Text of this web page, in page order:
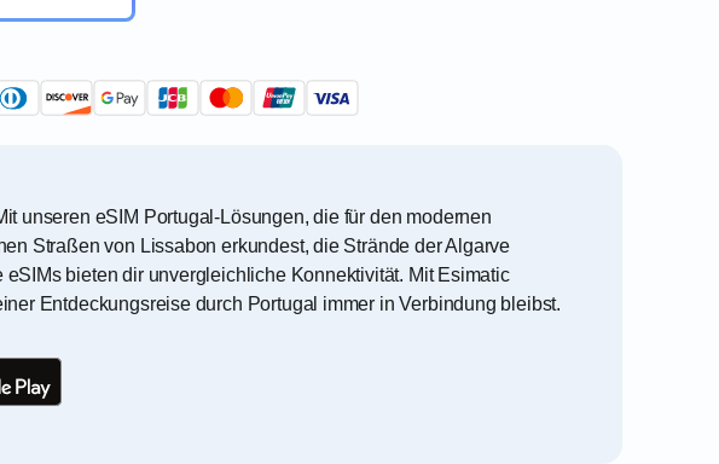
unseren eSIM Portugal-Lösungen, die für den modernen
Straßen von Lissabon erkundest, die Strände der Algarve
bieten dir unvergleichliche Konnektivität. Mit Esimatic
Entdeckungsreise durch Portugal immer in Verbindung bleibst.